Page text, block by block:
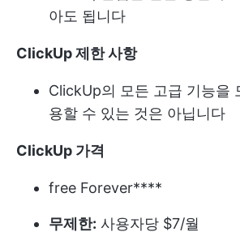
아도 됩니다
ClickUp 제한 사항
ClickUp의 모든 고급 기능을
용할 수 있는 것은 아닙니다
ClickUp 가격
free Forever****
무제한: 사용자당 $7/월